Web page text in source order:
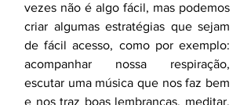
vezes não é algo fácil, mas podemos
criar algumas estratégias que sejam
de fácil acesso, como por exemplo:
acompanhar nossa respiração,
escutar uma música que nos faz bem
e nos traz boas lembranças, meditar,